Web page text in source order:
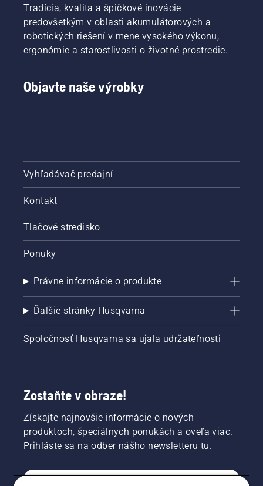
Tradícia, kvalita a špičkové inovácie
predovšetkým v oblasti akumulátorových a
robotických riešení v mene vysokého výkonu,
ergonómie a starostlivosti o životné prostredie.
Objavte naše výrobky
Vyhľadávač predajní
Kontakt
Tlačové stredisko
Ponuky
Právne informácie o produkte
Ďalšie stránky Husqvarna
Spoločnosť Husqvarna sa ujala udržateľnosti
Zostaňte v obraze!
Získajte najnovšie informácie o nových
produktoch, špeciálnych ponukách a oveľa viac.
Prihláste sa na odber nášho newsletteru tu.